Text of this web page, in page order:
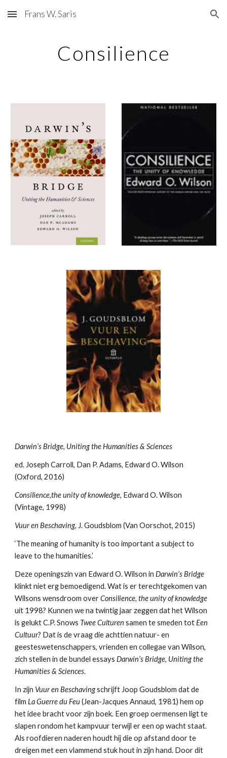
Skip to main content Skip to navigation
Frans W. Saris
Consilience
Darwin’s Bridge, Uniting the Humanities & Sciences
ed. Joseph Carroll, Dan P. Adams, Edward O. Wilson
(Oxford, 2016)
Consilience,the unity of knowledge, Edward O. Wilson
(Vintage, 1998)
Vuur en Beschaving, J. Goudsblom (Van Oorschot, 2015)
‘The meaning of humanity is too important a subject to
leave to the humanities.’
Deze openingszin van Edward O. Wilson in Darwin’s Bridge
klinkt niet erg bemoedigend. Wat is er terechtgekomen van
Wilsons wensdroom over
uit 1998? Kunnen we na twintig jaar zeggen dat het Wilson
is gelukt C.P. Snows Twee Culturen samen te smeden tot Een
Cultuur? Dat is de vraag die achttien natuur- en
geesteswetenschappers, vrienden en collegae van Wilson,
zich stellen in de bundel essays Darwin’s Bridge, Uniting the
Humanities & Sciences.
In zijn Vuur en Beschaving schrijft Joop Goudsblom dat de
film La Guerre du Feu (Jean-Jacques Annaud, 1981) hem op
het idee bracht voor zijn boek. Een groep oermensen ligt te
slapen rondom het kampvuur terwijl er een op wacht staat.
Als roofdieren naderen houdt hij die op afstand door te
dreigen met een vlammend stuk hout in zijn hand. Door dit